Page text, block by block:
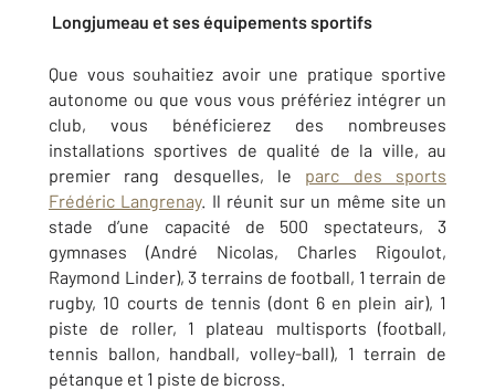
Longjumeau et ses équipements sportifs
Que vous souhaitiez avoir une pratique sportive
autonome ou que vous vous préfériez intégrer un
club, vous bénéficierez des nombreuses
installations sportives de qualité de la ville, au
premier rang desquelles, le parc des sports
Frédéric Langrenay. Il réunit sur un même site un
stade d’une capacité de 500 spectateurs, 3
gymnases (André Nicolas, Charles Rigoulot,
Raymond Linder), 3 terrains de football, 1 terrain de
rugby, 10 courts de tennis (dont 6 en plein air), 1
piste de roller, 1 plateau multisports (football,
tennis ballon, handball, volley-ball), 1 terrain de
pétanque et 1 piste de bicross.